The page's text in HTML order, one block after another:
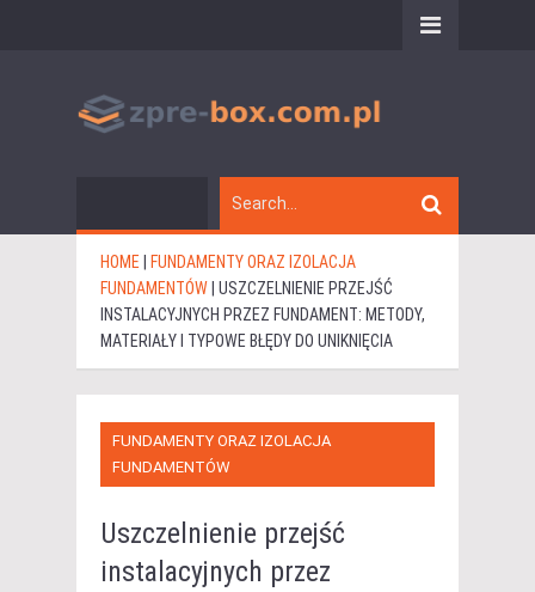
HOME
FUNDAMENTY ORAZ IZOLACJA
FUNDAMENTÓW USZCZELNIENIE PRZEJŚĆ
INSTALACYJNYCH PRZEZ FUNDAMENT: METODY,
MATERIAŁY I TYPOWE BŁĘDY DO UNIKNIĘCIA
FUNDAMENTY ORAZ IZOLACJA
FUNDAMENTÓW
Uszczelnienie przejść
instalacyjnych przez